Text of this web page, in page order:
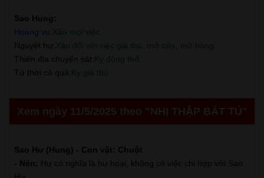
Sao Hung:
Hoang vu
Nguyệt hư
Thiên địa chuyển sát
Tứ thời cô quả
Xem ngày 11/5/2025 theo "NHỊ THẬP BÁT TÚ"
Sao Hư (Hung) - Con vật: Chuột
- Nên: Hư có nghĩa là hư hoại, không có việc chi hợp với Sao